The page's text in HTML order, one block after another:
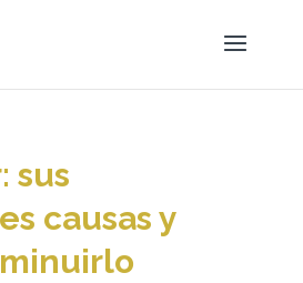
sus
causas y